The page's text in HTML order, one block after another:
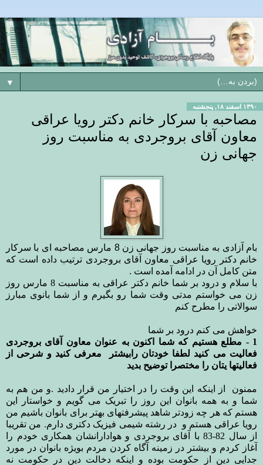
▼
۱۳۹۰ اسفند ۱۸, پنجشنبه
مصاحبه با سرکار خانم دکتر رویا عراقی
معاون آقای بروجردی به مناسبت روز
جهانی زن
بام آزادی به مناسبت روز جهانی زن 8 مارس مصاحبه ای با سرکار
خانم دکتر رویا عراقی معاون آقای بروجردی ترتیب داده است که
متن کامل آن در ادامه آمده است .
با سلام و درود بر شما خانم دکتر عراقی به مناسبت 8 مارس روز
زن می خواستم مدتی وقت شما رو بگیرم و از شما بانوی مبارز
سوالاتی را مطرح کنم
خواهش می کنم درود بر شما
1 - مطلع هستیم که شما اکنون به عنوان معاون آقای بروجردی
فعالیت می کنید لطفا خودتان رابیشتر معرفی کنید و شرحی از
فعالیتها یتان را مختصرا توضیح بدید
ممنون از اینکه این وقت را در اختیار من قرار دادید .و من هم به
شما و به همه بانوان این روز را تبریک می گویم و خواستار این
هستم که هر چه زودتر شاهد پیشرفتهای بهتر برای بانوان باشیم من
رویا عراقی هستم و در رشته شیمی فیزیک دکتری دارم. من تقریبا
از سال 82-83 با آقای بروجردی و هوادارانشان همکاری خودم را
آغاز کردم و بیشتر در زمینه آگاه کردن مردم بویژه بانوان در مورد
جدایی دین از حکومت بوده و اینکه دخالت دین در حکومت نه